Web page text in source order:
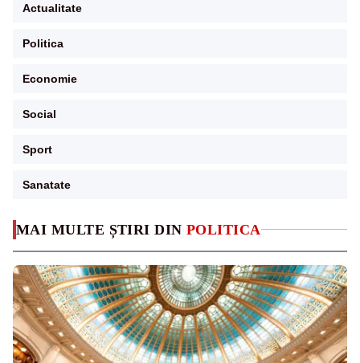
MAI MULTE ȘTIRI DIN POLITICA
Actualitate
Politica
Economie
Social
Sport
Sanatate